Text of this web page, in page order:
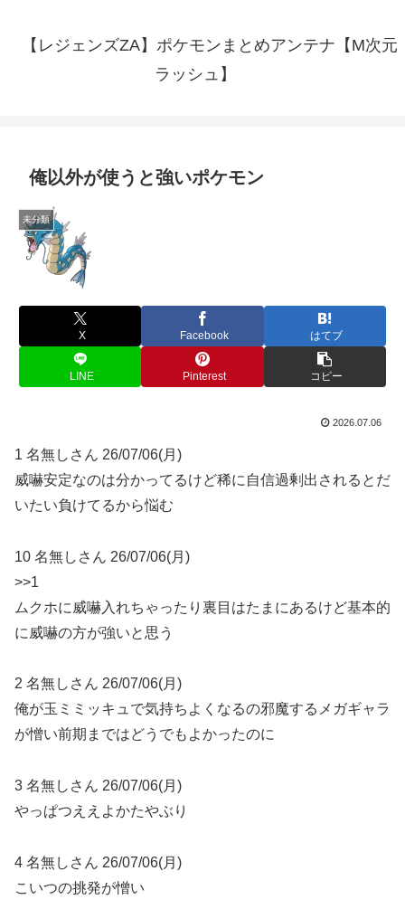
【レジェンズZA】ポケモンまとめアンテナ【M次元
ラッシュ】
俺以外が使うと強いポケモン
未分類
X Facebook はてブ
LINE Pinterest コピー
2026.07.06
1 名無しさん 26/07/06(月)
威嚇安定なのは分かってるけど稀に自信過剰出されるとだ
いたい負けてるから悩む
10 名無しさん 26/07/06(月)
>>1
ムクホに威嚇入れちゃったり裏目はたまにあるけど基本的
に威嚇の方が強いと思う
2 名無しさん 26/07/06(月)
俺が玉ミミッキュで気持ちよくなるの邪魔するメガギャラ
が憎い前期まではどうでもよかったのに
3 名無しさん 26/07/06(月)
やっぱつええよかたやぶり
4 名無しさん 26/07/06(月)
こいつの挑発が憎い